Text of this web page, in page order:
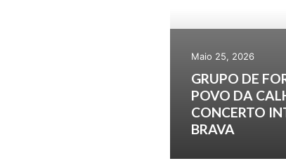
Maio 25, 2026
GRUPO DE
POVO DA
CONCERTO
BRAVA